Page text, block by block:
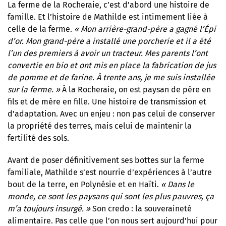
La ferme de la Rocheraie, c’est d’abord une histoire de
famille. Et l’histoire de Mathilde est intimement liée à
celle de la ferme. « Mon arrière-grand-père a gagné l’Épi
d’or. Mon grand-père a installé une porcherie et il a été
l’un des premiers à avoir un tracteur. Mes parents l’ont
convertie en bio et ont mis en place la fabrication de jus
de pomme et de farine. À trente ans, je me suis installée
sur la ferme. »À la Rocheraie, on est paysan de père en
fils et de mère en fille. Une histoire de transmission et
d’adaptation. Avec un enjeu : non pas celui de conserver
la propriété des terres, mais celui de maintenir la
fertilité des sols.
Avant de poser définitivement ses bottes sur la ferme
familiale, Mathilde s’est nourrie d’expériences à l’autre
bout de la terre, en Polynésie et en Haïti. « Dans le
monde, ce sont les paysans qui sont les plus pauvres, ça
m’a toujours insurgé. »Son credo : la souveraineté
alimentaire. Pas celle que l’on nous sert aujourd’hui pour